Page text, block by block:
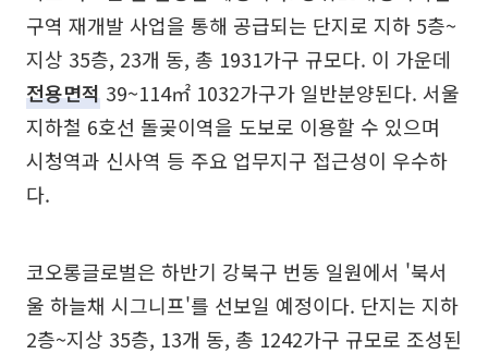
구역 재개발 사업을 통해 공급되는 단지로 지하 5층~
지상 35층, 23개 동, 총 1931가구 규모다. 이 가운데
전용면적 39~114㎡ 1032가구가 일반분양된다. 서울
지하철 6호선 돌곶이역을 도보로 이용할 수 있으며
시청역과 신사역 등 주요 업무지구 접근성이 우수하
다.
코오롱글로벌은 하반기 강북구 번동 일원에서 '북서
울 하늘채 시그니프'를 선보일 예정이다. 단지는 지하
2층~지상 35층, 13개 동, 총 1242가구 규모로 조성된